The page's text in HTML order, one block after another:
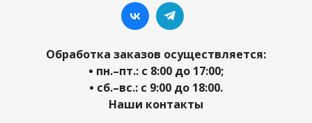
Обработка заказов осуществляется:
• пн.–пт.: с 8:00 до 17:00;
• сб.–вс.: с 9:00 до 18:00.
Наши контакты